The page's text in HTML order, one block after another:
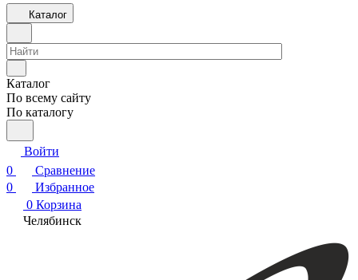
Каталог
Каталог
По всему сайту
По каталогу
Войти
0
Сравнение
0
Избранное
0 Корзина
Челябинск